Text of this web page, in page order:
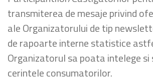
transmiterea de mesaje privind
ale Organizatorului de tip
de rapoarte interne statistice
Organizatorul sa poata intelege
cerintele consumatorilor.